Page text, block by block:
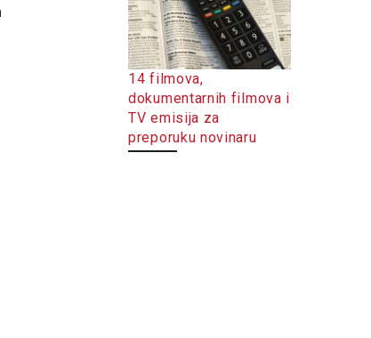
14 filmova,
dokumentarnih filmova i
TV emisija za
preporuku novinaru